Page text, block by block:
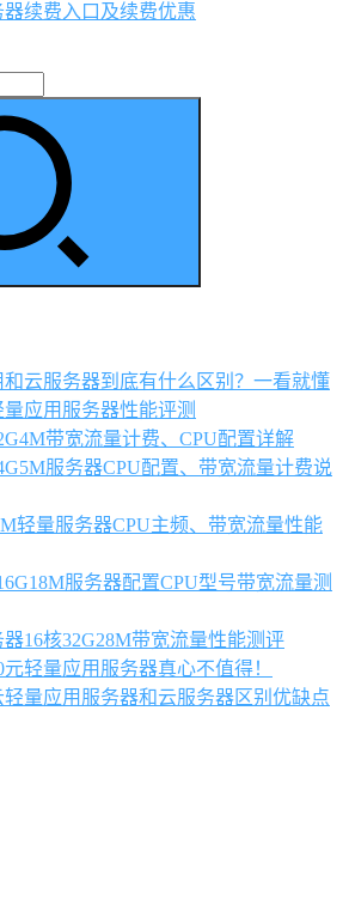
续费入口及续费优惠
云服务器到底有什么区别？一看就懂
应用服务器性能评测
带宽流量计费、CPU配置详解
服务器CPU配置、带宽流量计费说
轻量服务器CPU主频、带宽流量性能
服务器配置CPU型号带宽流量测
16核32G28M带宽流量性能测评
轻量应用服务器真心不值得！
量应用服务器和云服务器区别优缺点